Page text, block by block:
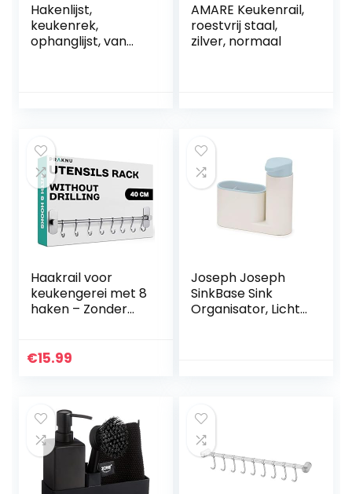
Hakenlijst,
keukenrek,
ophanglijst, van
AMARE Keukenrail,
roestvrij staal,
zilver, normaal
Haakrail voor
keukengerei met 8
haken – Zonder
cm
€15.99
Joseph Joseph
SinkBase Sink
Organisator, Licht